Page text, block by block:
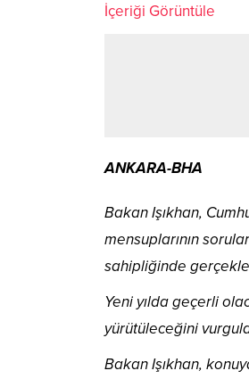
İçeriği Görüntüle
ANKARA-BHA
Bakan Işıkhan,
mensuplarının
sahipliğinde
Yeni yılda geçerli
yürütüleceğini
Bakan Işıkhan,